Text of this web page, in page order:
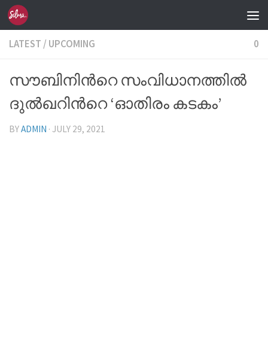
Skip to content
LATEST / UPCOMING 0
സൗബിനിന്‍റെ സംവിധാനത്തില്‍
ദുല്‍ഖറിന്‍റെ ‘ഓതിരം കടകം’
BYADMIN · JULY 29, 2021